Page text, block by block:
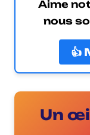
Aime
nous
👍
Un